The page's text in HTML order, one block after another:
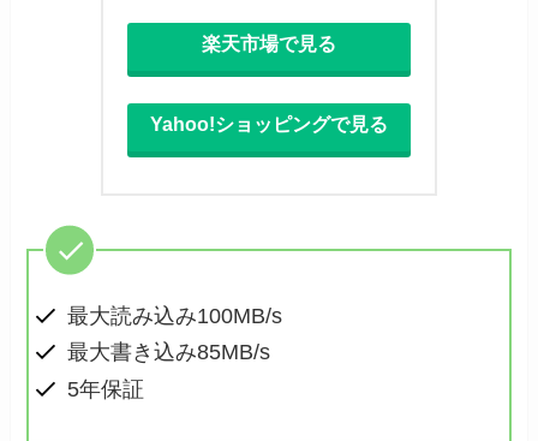
楽天市場で見る
Yahoo!ショッピングで見る
最大読み込み100MB/s
最大書き込み85MB/s
5年保証